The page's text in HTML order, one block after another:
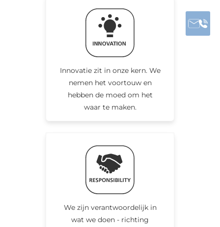
Innovatie zit in onze kern. We
nemen het voortouw en
hebben de moed om het
waar te maken.
We zijn verantwoordelijk in
wat we doen - richting